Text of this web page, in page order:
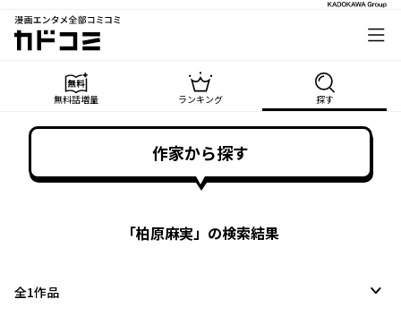
漫画エンタメ全部コミコミ
カドコミ
無料話増量 ランキング 探す
作家から探す
「柏原麻実」の検索結果
全1作品